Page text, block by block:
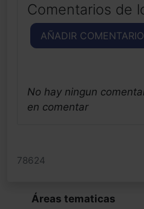
Comentarios de
AÑADIR COMENTARIO
No hay ningun
en comentar
78624
Áreas tematicas